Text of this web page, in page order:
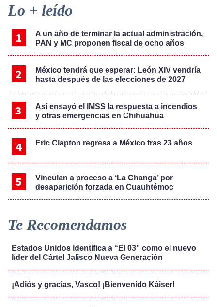
Primary
Sidebar
Lo + leído
A un año de terminar la actual administración,
PAN y MC proponen fiscal de ocho años
México tendrá que esperar: León XIV vendría
hasta después de las elecciones de 2027
Así ensayó el IMSS la respuesta a incendios
y otras emergencias en Chihuahua
Eric Clapton regresa a México tras 23 años
Vinculan a proceso a ‘La Changa’ por
desaparición forzada en Cuauhtémoc
Te Recomendamos
Estados Unidos identifica a “El 03” como el nuevo
líder del Cártel Jalisco Nueva Generación
¡Adiós y gracias, Vasco! ¡Bienvenido Káiser!